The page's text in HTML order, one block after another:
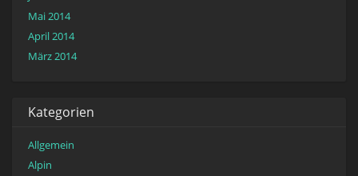
Mai 2014
April 2014
März 2014
Kategorien
Allgemein
Alpin